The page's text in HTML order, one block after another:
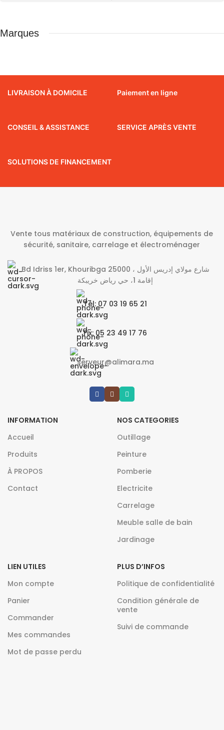
Marques
LIVRAISON À DOMICILE Paiement en ligne
CONSEIL & ASSISTANCE SERVICE APRÈS VENTE
SOLUTIONS DE FINANCEMENT
Vente tous matériaux de construction, équipements de
sécurité, sanitaire, carrelage et électroménager
Bd Idriss 1er, Khouribga 25000 شارع مولاي إدريس الأول ،
إقامة 1، حي رياض خريبكة
Tél: 07 03 19 65 21
Fix: 05 23 49 17 76
serveur@alimara.ma
INFORMATION
Accueil
Produits
À PROPOS
Contact
NOS CATEGORIES
Outillage
Peinture
Pomberie
Electricite
Carrelage
Meuble salle de bain
Jardinage
LIEN UTILES
Mon compte
Panier
Commander
Mes commandes
Mot de passe perdu
PLUS D’INFOS
Politique de confidentialité
Condition générale de
vente
Suivi de commande